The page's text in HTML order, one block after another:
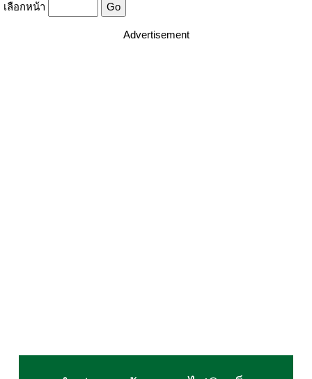
เลือกหน้า
Advertisement